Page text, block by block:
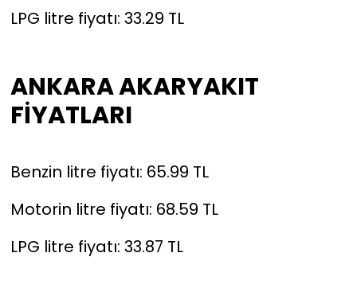
LPG litre fiyatı: 33.29 TL
ANKARA AKARYAKIT
FİYATLARI
Benzin litre fiyatı: 65.99 TL
Motorin litre fiyatı: 68.59 TL
LPG litre fiyatı: 33.87 TL